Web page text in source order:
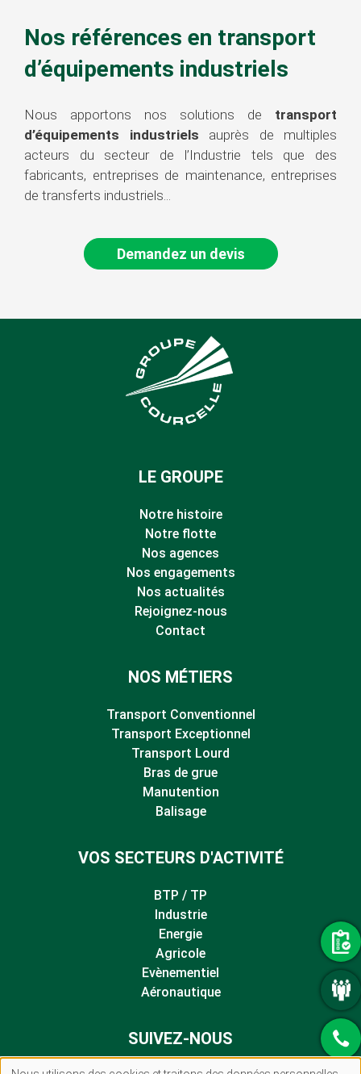
Nos références en transport
d’équipements industriels
Nous apportons nos solutions de transport
d’équipements industriels auprès de multiples
acteurs du secteur de l’Industrie tels que des
fabricants, entreprises de maintenance, entreprises
de transferts industriels...
Demandez un devis
LE GROUPE
Notre histoire
Notre flotte
Nos agences
Nos engagements
Nos actualités
Rejoignez-nous
Contact
NOS MÉTIERS
Transport Conventionnel
Transport Exceptionnel
Transport Lourd
Bras de grue
Manutention
Balisage
VOS SECTEURS D'ACTIVITÉ
BTP / TP
Industrie
Energie
Agricole
Evènementiel
Aéronautique
SUIVEZ-NOUS